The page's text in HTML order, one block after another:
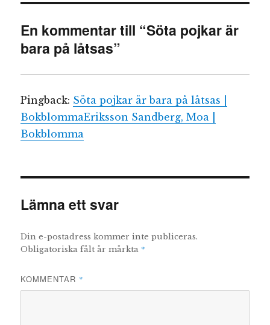
En kommentar till “Söta pojkar är
bara på låtsas”
Pingback: Söta pojkar är bara på låtsas |
BokblommaEriksson Sandberg, Moa |
Bokblomma
Lämna ett svar
Din e-postadress kommer inte publiceras.
Obligatoriska fält är märkta *
KOMMENTAR *